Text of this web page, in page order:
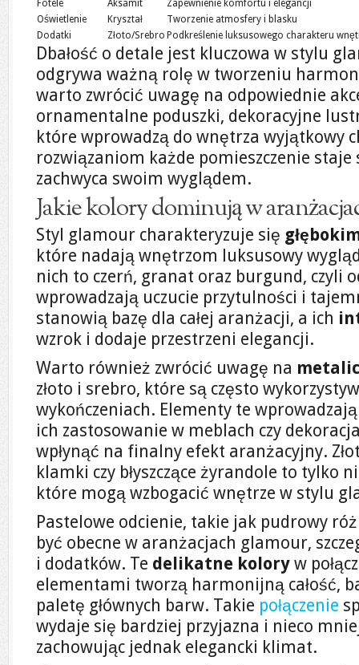
Fotele
Aksamit
Zapewnienie komfortu i elegancji
Oświetlenie
Kryształ
Tworzenie atmosfery i blasku
Dodatki
Złoto/Srebro Podkreślenie luksusowego charakteru
Dbałość o detale jest kluczowa w stylu
odgrywa ważną rolę w tworzeniu
warto zwrócić uwagę na odpowiednie
ornamentalne poduszki, dekoracyjne
które wprowadzą do wnętrza wyjątkowy
rozwiązaniom każde pomieszczenie
zachwyca swoim wyglądem.
Jakie kolory dominują w
Styl glamour charakteryzuje się
które nadają wnętrzom luksusowy
nich to czerń, granat oraz burgund, czyli
wprowadzają uczucie przytulności i
stanowią bazę dla całej aranżacji, a ich
wzrok i dodaje przestrzeni elegancji.
Warto również zwrócić uwagę na
złoto i srebro, które są często
wykończeniach. Elementy te
ich zastosowanie w meblach czy
wpłynąć na finalny efekt aranżacyjny.
klamki czy błyszczące żyrandole to tylko
które mogą wzbogacić wnętrze w stylu
Pastelowe odcienie, takie jak pudrowy
być obecne w aranżacjach glamour,
i dodatków. Te delikatne kolory w
elementami tworzą harmonijną całość,
paletę głównych barw. Takie połączenie
wydaje się bardziej przyjazna i nieco
zachowując jednak elegancki klimat.